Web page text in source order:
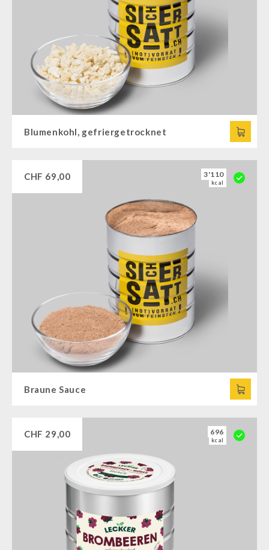
Blumenkohl, gefriergetrocknet
CHF 69,00 3'110
kcal
Braune Sauce
CHF 29,00 696
kcal